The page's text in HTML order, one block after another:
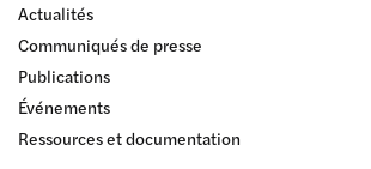
Actualités
Communiqués de presse
Publications
Événements
Ressources et documentation